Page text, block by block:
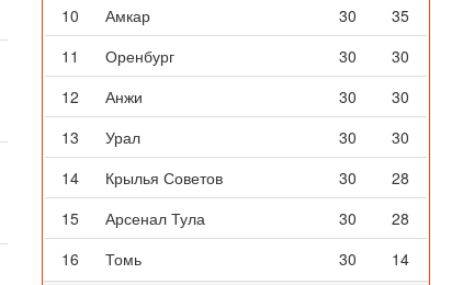
10
Амкар 30
35
11
Оренбург 30
30
12
Анжи 30
30
13
Урал 30
30
14
Крылья Советов 30
28
15
Арсенал Тула 30
28
16
Томь 30 14